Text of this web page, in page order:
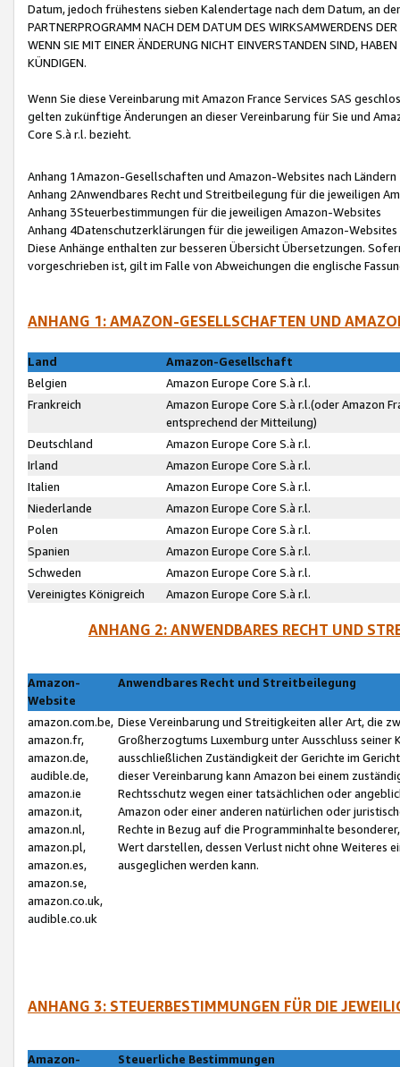
Datum, jedoch frühestens sieben Kalendertage nach dem Datum, an
PARTNERPROGRAMM NACH DEM DATUM DES WIRKSAMWERDENS
WENN SIE MIT EINER ÄNDERUNG NICHT EINVERSTANDEN SIND,
KÜNDIGEN.
Wenn Sie diese Vereinbarung mit Amazon France Services SAS
gelten zukünftige Änderungen an dieser Vereinbarung für Sie und
Core S.à r.l. bezieht.
Anhang 1Amazon-Gesellschaften und Amazon-Websites nach Ländern
Anhang 2Anwendbares Recht und Streitbeilegung für die jeweiligen
Anhang 3Steuerbestimmungen für die jeweiligen Amazon-Websites
Anhang 4Datenschutzerklärungen für die jeweiligen Amazon-Websites
Diese Anhänge enthalten zur besseren Übersicht Übersetzungen.
vorgeschrieben ist, gilt im Falle von Abweichungen die englische
ANHANG 1: AMAZON-GESELLSCHAFTEN UND
Land
Amazon-Gesellschaft
Belgien
Amazon Europe Core S.à r.l.
Frankreich
Amazon Europe Core S.à r.l.(oder Amazon
entsprechend der Mitteilung)
Deutschland
Amazon Europe Core S.à r.l.
Irland
Amazon Europe Core S.à r.l.
Italien
Amazon Europe Core S.à r.l.
Niederlande
Amazon Europe Core S.à r.l.
Polen
Amazon Europe Core S.à r.l.
Spanien
Amazon Europe Core S.à r.l.
Schweden
Amazon Europe Core S.à r.l.
Vereinigtes Königreich
Amazon Europe Core S.à r.l.
ANHANG 2: ANWENDBARES RECHT UND
Amazon-
Website
Anwendbares Recht und Streitbeilegung
amazon.com.be,
amazon.fr,
amazon.de,
audible.de,
amazon.ie
amazon.it,
amazon.nl,
amazon.pl,
amazon.es,
amazon.se,
amazon.co.uk,
audible.co.uk
Diese Vereinbarung und Streitigkeiten aller Art, die
Großherzogtums Luxemburg unter Ausschluss
ausschließlichen Zuständigkeit der Gerichte im
dieser Vereinbarung kann Amazon bei einem
Rechtsschutz wegen einer tatsächlichen oder
Amazon oder einer anderen natürlichen oder
Rechte in Bezug auf die Programminhalte
Wert darstellen, dessen Verlust nicht ohne Weiteres
ausgeglichen werden kann.
ANHANG 3: STEUERBESTIMMUNGEN FÜR DIE
Amazon-
Steuerliche Bestimmungen